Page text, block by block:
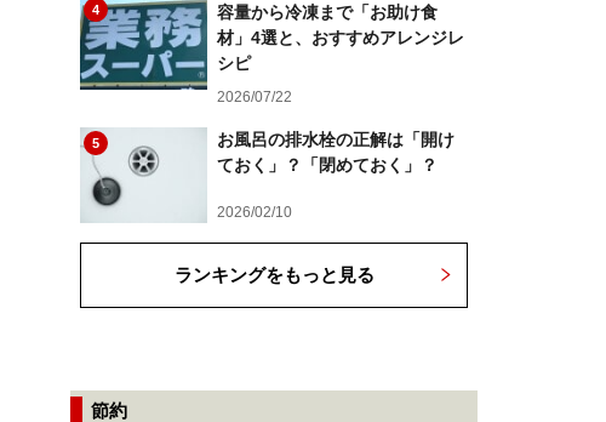
4
容量から冷凍まで「お助け食
材」4選と、おすすめアレンジレ
シピ
2026/07/22
5
お風呂の排水栓の正解は「開け
ておく」？「閉めておく」？
2026/02/10
ランキングをもっと見る
節約